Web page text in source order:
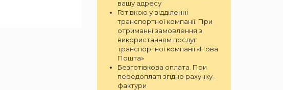
вашу адресу
Готівкою у відділенні
транспортної компанії. При
отриманні замовлення з
використанням послуг
транспортної компанії «Нова
Пошта»
Безготівкова оплата. При
передоплаті згідно рахунку-
фактури